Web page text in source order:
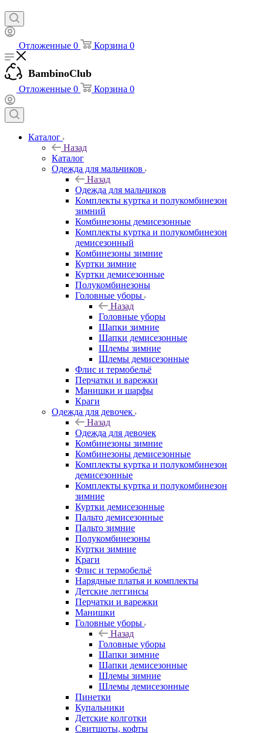
Отложенные 0 Корзина 0
BambinoClub
Отложенные 0 Корзина 0
Каталог
Назад
Каталог
Одежда для мальчиков
Назад
Одежда для мальчиков
Комплекты куртка и полукомбинезон
зимний
Комбинезоны демисезонные
Комплекты куртка и полукомбинезон
демисезонный
Комбинезоны зимние
Куртки зимние
Куртки демисезонные
Полукомбинезоны
Головные уборы
Назад
Головные уборы
Шапки зимние
Шапки демисезонные
Шлемы зимние
Шлемы демисезонные
Флис и термобельё
Перчатки и варежки
Манишки и шарфы
Краги
Одежда для девочек
Назад
Одежда для девочек
Комбинезоны зимние
Комбинезоны демисезонные
Комплекты куртка и полукомбинезон
демисезонные
Комплекты куртка и полукомбинезон
зимние
Куртки демисезонные
Пальто демисезонные
Пальто зимние
Полукомбинезоны
Куртки зимние
Краги
Флис и термобельё
Нарядные платья и комплекты
Детские леггинсы
Перчатки и варежки
Манишки
Головные уборы
Назад
Головные уборы
Шапки зимние
Шапки демисезонные
Шлемы зимние
Шлемы демисезонные
Пинетки
Купальники
Детские колготки
Свитшоты, кофты